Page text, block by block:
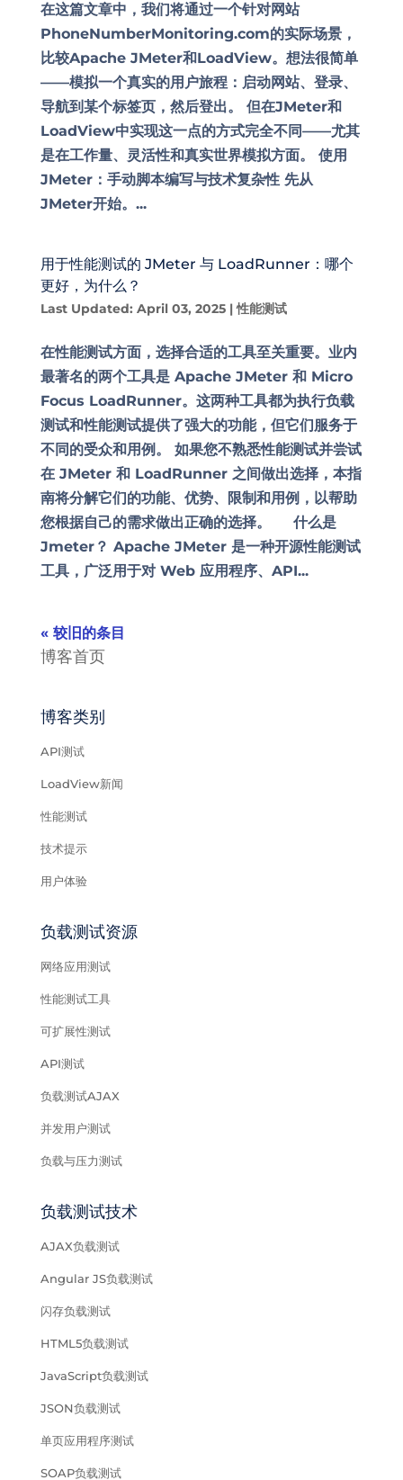
在这篇文章中，我们将通过一个针对网站
PhoneNumberMonitoring.com的实际场景，
比较Apache JMeter和LoadView。想法很简单
——模拟一个真实的用户旅程：启动网站、登录、
导航到某个标签页，然后登出。 但在JMeter和
LoadView中实现这一点的方式完全不同——尤其
是在工作量、灵活性和真实世界模拟方面。 使用
JMeter：手动脚本编写与技术复杂性 先从
JMeter开始。...
用于性能测试的 JMeter 与 LoadRunner：哪个
更好，为什么？
Last Updated: April 03, 2025|性能测试
在性能测试方面，选择合适的工具至关重要。业内
最著名的两个工具是 Apache JMeter 和 Micro
Focus LoadRunner。这两种工具都为执行负载
测试和性能测试提供了强大的功能，但它们服务于
不同的受众和用例。 如果您不熟悉性能测试并尝试
在 JMeter 和 LoadRunner 之间做出选择，本指
南将分解它们的功能、优势、限制和用例，以帮助
您根据自己的需求做出正确的选择。 什么是
Jmeter？ Apache JMeter 是一种开源性能测试
工具，广泛用于对 Web 应用程序、API...
« 较旧的条目
博客首页
博客类别
API测试
LoadView新闻
性能测试
技术提示
用户体验
负载测试资源
网络应用测试
性能测试工具
可扩展性测试
API测试
负载测试AJAX
并发用户测试
负载与压力测试
负载测试技术
AJAX负载测试
Angular JS负载测试
闪存负载测试
HTML5负载测试
JavaScript负载测试
JSON负载测试
单页应用程序测试
SOAP负载测试